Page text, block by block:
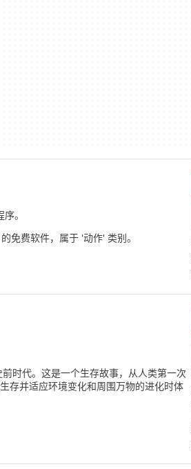
。
免费软件，属于 '动作' 类别。
时代。这是一个生存故事，从人类第一次
存并适应环境变化和周围万物的进化时体